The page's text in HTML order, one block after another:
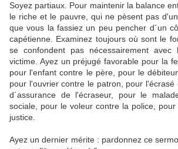
Soyez partiaux. Pour maintenir la balance
le riche et le pauvre, qui ne pèsent pas
que vous la fassiez un peu pencher d´un
capétienne. Examinez toujours où sont le
se confondent pas nécessairement
victime. Ayez un préjugé favorable pour la
pour l'enfant contre le père, pour le
pour l'ouvrier contre le patron, pour l'écrasé
d´assurance de l'écraseur, pour le
sociale, pour le voleur contre la police,
justice.
Ayez un dernier mérite : pardonnez ce